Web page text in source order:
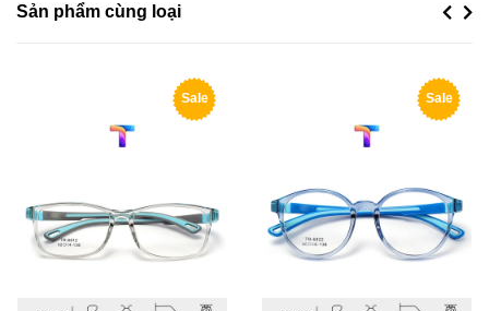
Sản phẩm cùng loại Previous
Sale Sale
Next